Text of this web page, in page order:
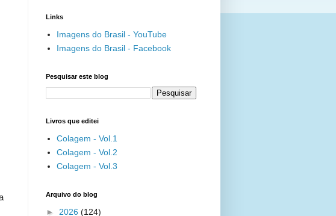
Links
Imagens do Brasil - YouTube
Imagens do Brasil - Facebook
Pesquisar este blog
Livros que editei
Colagem - Vol.1
Colagem - Vol.2
Colagem - Vol.3
Arquivo do blog
► 2026 (124)